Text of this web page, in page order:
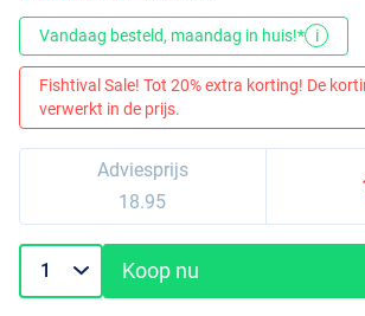
Vandaag besteld, maandag in huis!* i
Fishtival Sale! Tot 20% extra korting! De
verwerkt in de prijs.
Adviesprijs
18.95
Koop nu